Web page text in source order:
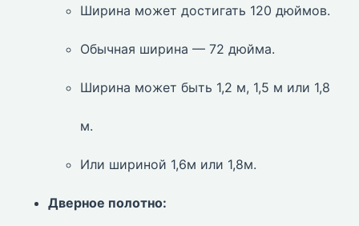
Ширина может достигать 120 дюймов.
Обычная ширина — 72 дюйма.
Ширина может быть 1,2 м, 1,5 м или 1,8
м.
Или шириной 1,6м или 1,8м.
Дверное полотно: